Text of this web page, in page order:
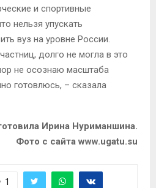
и спортивные
нельзя упускать
вуз на уровне России.
долго не могла в это
не осознаю масштаба
готовлюсь, – сказала
Ирина Нуриманшина.
Фото с сайта www.ugatu.su
1